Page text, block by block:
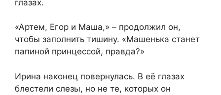
глазах.
«Артем, Егор и Маша,» – продолжил он,
чтобы заполнить тишину. «Машенька станет
папиной принцессой, правда?»
Ирина наконец повернулась. В её глазах
блестели слезы, но не те, которых он